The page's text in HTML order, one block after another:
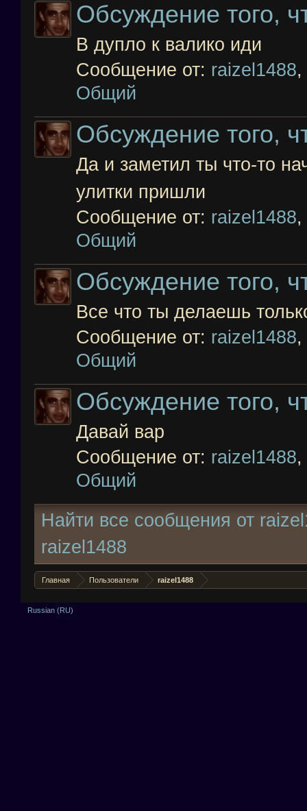
Обсуждение того,
В дупло к валико иди
Сообщение от: raizel1488,
Общий
Обсуждение того,
Да и заметил ты что-то
улитки пришли
Сообщение от: raizel1488,
Общий
Обсуждение того,
Все что ты делаешь
Сообщение от: raizel1488,
Общий
Обсуждение того,
Давай вар
Сообщение от: raizel1488,
Общий
Найти все сообщения от
raizel1488
Главная Пользователи raizel1488
Russian (RU)